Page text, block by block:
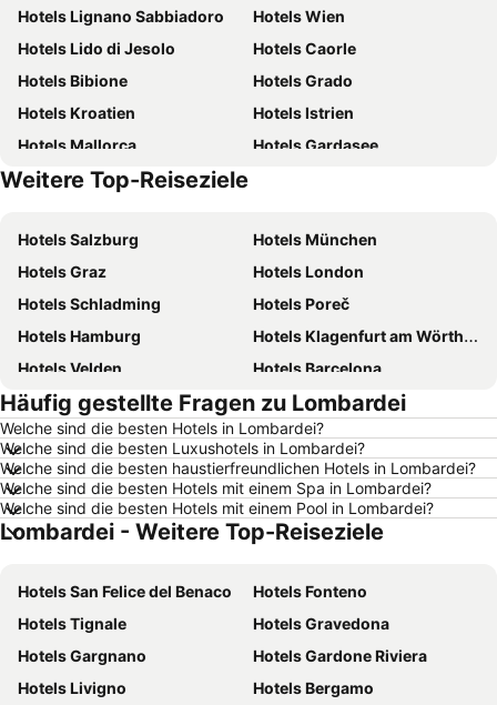
Hotels Lignano Sabbiadoro
Hotels Wien
Hotels Lido di Jesolo
Hotels Caorle
Hotels Bibione
Hotels Grado
Hotels Kroatien
Hotels Istrien
Hotels Mallorca
Hotels Gardasee
Hotels Österreich
Weitere Top-Reiseziele
Hotels Salzburg
Hotels München
Hotels Graz
Hotels London
Hotels Schladming
Hotels Poreč
Hotels Hamburg
Hotels Klagenfurt am Wörthersee
Hotels Velden
Hotels Barcelona
Hotels Prag
Hotels Jesolo
Hotels Innsbruck
Hotels Triest
Hotels Attersee
Hotels Rom
Hotels Opatija
Hotels Umag
Hotels Mondsee
Hotels Italien
Hotels Sardinien
Hotels Wolfgangsee
Hotels Kreta
Hotels Tirol
Hotels Klopeiner See
Hotels Steiermark
Hotels Malediven
Hotels Salzburger Land
Häufig gestellte Fragen zu Lombardei
Welche sind die besten Hotels in Lombardei?
Welche sind die besten Luxushotels in Lombardei?
Welche sind die besten haustierfreundlichen Hotels in Lombardei?
Welche sind die besten Hotels mit einem Spa in Lombardei?
Welche sind die besten Hotels mit einem Pool in Lombardei?
Lombardei - Weitere Top-Reiseziele
Hotels San Felice del Benaco
Hotels Fonteno
Hotels Tignale
Hotels Gravedona
Hotels Gargnano
Hotels Gardone Riviera
Hotels Livigno
Hotels Bergamo